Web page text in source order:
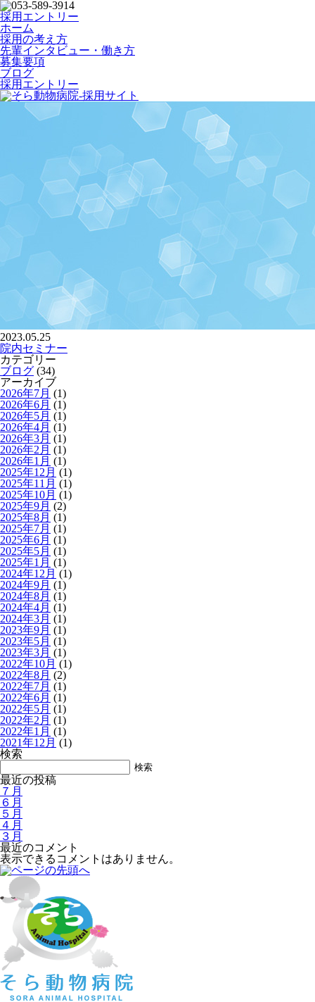
採用エントリー
ホーム
採用の考え方
先輩インタビュー・働き方
募集要項
ブログ
採用エントリー
2023.05.25
院内セミナー
カテゴリー
ブログ (34)
アーカイブ
2026年7月 (1)
2026年6月 (1)
2026年5月 (1)
2026年4月 (1)
2026年3月 (1)
2026年2月 (1)
2026年1月 (1)
2025年12月 (1)
2025年11月 (1)
2025年10月 (1)
2025年9月 (2)
2025年8月 (1)
2025年7月 (1)
2025年6月 (1)
2025年5月 (1)
2025年1月 (1)
2024年12月 (1)
2024年9月 (1)
2024年8月 (1)
2024年4月 (1)
2024年3月 (1)
2023年9月 (1)
2023年5月 (1)
2023年3月 (1)
2022年10月 (1)
2022年8月 (2)
2022年7月 (1)
2022年6月 (1)
2022年5月 (1)
2022年2月 (1)
2022年1月 (1)
2021年12月 (1)
検索
検索
最近の投稿
７月
６月
５月
４月
３月
最近のコメント
表示できるコメントはありません。